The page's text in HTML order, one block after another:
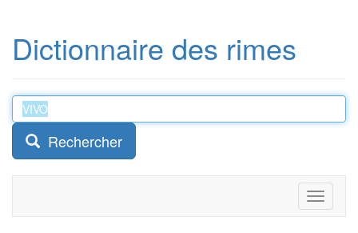
Dictionnaire des rimes
Rechercher
Toggle